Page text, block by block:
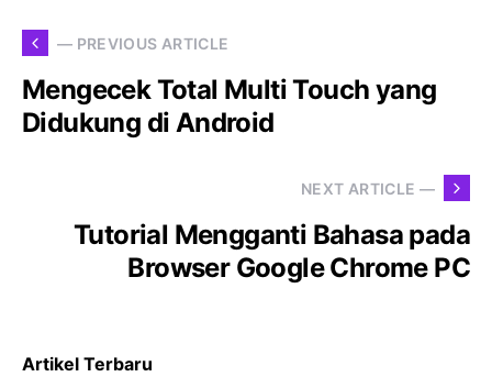
— PREVIOUS ARTICLE
Mengecek Total Multi Touch yang
Didukung di Android
NEXT ARTICLE —
Tutorial Mengganti Bahasa pada
Browser Google Chrome PC
Artikel Terbaru